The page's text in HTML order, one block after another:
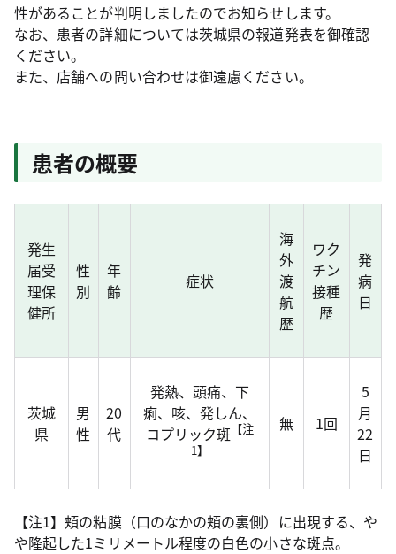
性があることが判明しましたのでお知らせします。
なお、患者の詳細については茨城県の報道発表を御確認
ください。
また、店舗への問い合わせは御遠慮ください。
患者の概要
発生
届受
理保
健所
性
別
年
齢
症状
海
外
渡
航
歴
ワク
チン
接種
歴
発
病
日
茨城
県
男
性
20
代
発熱、頭痛、下
痢、咳、発しん、
コプリック斑 【注
1】
無 1回
5
月
22
日
【注1】頬の粘膜（口のなかの頬の裏側）に出現する、や
や隆起した1ミリメートル程度の白色の小さな斑点。